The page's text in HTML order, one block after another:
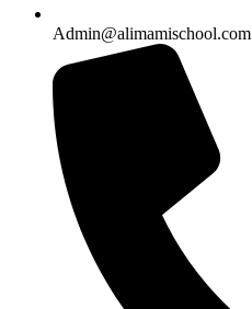
Admin@alimamischool.com